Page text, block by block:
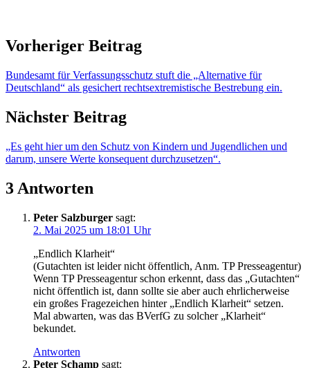
Vorheriger Beitrag
Bundesamt für Verfassungsschutz stuft die „Alternative für
Deutschland“ als gesichert rechtsextremistische Bestrebung ein.
Nächster Beitrag
„Es geht hier um den Schutz von Kindern und Jugendlichen und
darum, unsere Werte konsequent durchzusetzen“.
3 Antworten
Peter Salzburger sagt:
2. Mai 2025 um 18:01 Uhr
„Endlich Klarheit“
(Gutachten ist leider nicht öffentlich, Anm. TP Presseagentur)
Wenn TP Presseagentur schon erkennt, dass das „Gutachten“
nicht öffentlich ist, dann sollte sie aber auch ehrlicherweise
ein großes Fragezeichen hinter „Endlich Klarheit“ setzen.
Mal abwarten, was das BVerfG zu solcher „Klarheit“
bekundet.
Antworten
Peter Schamp sagt: